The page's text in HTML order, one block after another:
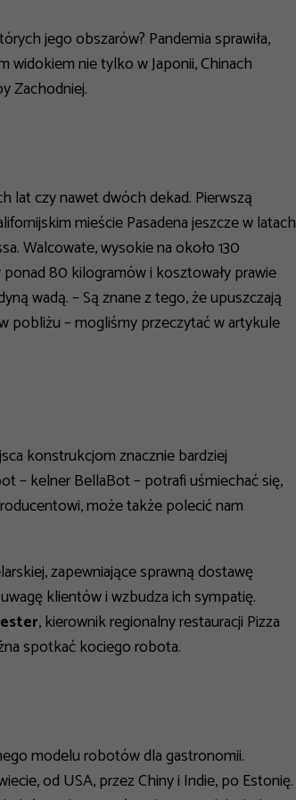
jego obszarów? Pandemia sprawiła,
widokiem nie tylko w Japonii, Chinach
Zachodniej.
lat czy nawet dwóch dekad. Pierwszą
mieście Pasadena jeszcze w latach
Walcowate, wysokie na około 130
ponad 80 kilogramów i kosztowały prawie
wadą. –Są znane z tego, że upuszczają
pobliżu– mogliśmy przeczytać w artykule
konstrukcjom znacznie bardziej
– kelner BellaBot – potrafi uśmiechać się,
może także polecić nam
zapewniające sprawną dostawę
klientów i wzbudza ich sympatię.
, kierownik regionalny restauracji Pizza
spotkać kociego robota.
modelu robotów dla gastronomii.
od USA, przez Chiny i Indie, po Estonię.